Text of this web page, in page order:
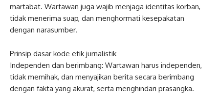
martabat. Wartawan juga wajib menjaga identitas korban,
tidak menerima suap, dan menghormati kesepakatan
dengan narasumber.
Prinsip dasar kode etik jurnalistik
Independen dan berimbang: Wartawan harus independen,
tidak memihak, dan menyajikan berita secara berimbang
dengan fakta yang akurat, serta menghindari prasangka.